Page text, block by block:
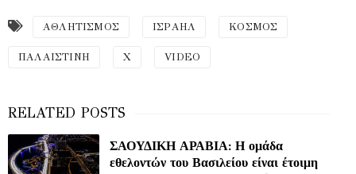
ΑΘΛΗΤΙΣΜΟΣ ΙΣΡΑΗΛ ΚΟΣΜΟΣ
ΠΑΛΑΙΣΤΙΝΗ Χ VIDEO
ΣΑΟΥΔΙΚΗ ΑΡΑΒΙΑ: Η ομάδα
εθελοντών του Βασιλείου είναι έτοιμη